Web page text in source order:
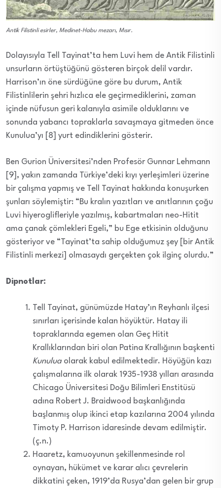
Antik Filistinli esirler, Medinet-Habu mezarı, Mısır.
Dolayısıyla Tell Tayinat’ta hem Luvi hem de Antik Filistinli
unsurların örtüştüğünü gösteren birçok delil vardır.
Harrison’ın öne sürdüğüne göre bu durum, Antik
Filistinlilerin şehri hızlıca ele geçirmediklerini, zaman
içinde nüfusun geri kalanıyla asimile olduklarını ve
sonunda yabancı topraklarla savaşmaya gitmeden önce
Kunulua’yı [8] yurt edindiklerini gösterir.
Ben Gurion Üniversitesi’nden Profesör Gunnar Lehmann
[9], yakın zamanda Türkiye’deki kıyı yerleşimleri üzerine
bir çalışma yapmış ve Tell Tayinat hakkında konuşurken
şunları söylemiştir: “Bu kralın yazıtları ve anıtlarının çoğu
Luvi hiyeroglifleriyle yazılmış, kabartmaları neo-Hitit
ama çanak çömlekleri Egeli,” bu Ege etkisinin olduğunu
gösteriyor ve “Tayinat’ta sahip olduğumuz şey [bir Antik
Filistinli merkezi] olmasaydı gerçekten çok ilginç olurdu.”
Dipnotlar:
Tell Tayinat, günümüzde Hatay’ın Reyhanlı ilçesi
sınırları içerisinde kalan höyüktür. Hatay ili
topraklarında egemen olan Geç Hitit
Krallıklarından biri olan Patina Krallığının başkenti
Kunulua olarak kabul edilmektedir. Höyüğün kazı
çalışmalarına ilk olarak 1935-1938 yılları arasında
Chicago Üniversitesi Doğu Bilimleri Enstitüsü
adına Robert J. Braidwood başkanlığında
başlanmış olup ikinci etap kazılarına 2004 yılında
Timoty P. Harrison idaresinde devam edilmiştir.
(ç.n.)
Haaretz, kamuoyunun şekillenmesinde rol
oynayan, hükümet ve karar alıcı çevrelerin
dikkatini çeken, 1919’da Rusya’dan gelen bir grup